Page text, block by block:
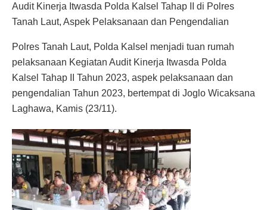
Audit Kinerja Itwasda Polda Kalsel Tahap II di Polres
Tanah Laut, Aspek Pelaksanaan dan Pengendalian
Polres Tanah Laut, Polda Kalsel menjadi tuan rumah
pelaksanaan Kegiatan Audit Kinerja Itwasda Polda
Kalsel Tahap II Tahun 2023, aspek pelaksanaan dan
pengendalian Tahun 2023, bertempat di Joglo Wicaksana
Laghawa, Kamis (23/11).